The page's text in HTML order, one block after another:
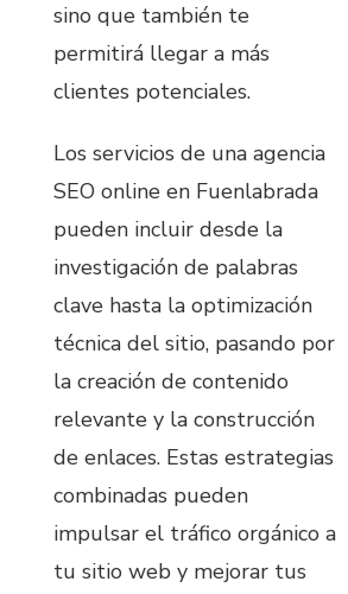
sino que también te
permitirá llegar a más
clientes potenciales.
Los servicios de una agencia
SEO online en Fuenlabrada
pueden incluir desde la
investigación de palabras
clave hasta la optimización
técnica del sitio, pasando por
la creación de contenido
relevante y la construcción
de enlaces. Estas estrategias
combinadas pueden
impulsar el tráfico orgánico a
tu sitio web y mejorar tus